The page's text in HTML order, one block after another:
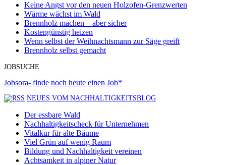
Keine Angst vor den neuen Holzofen-Grenzwerten
Wärme wächst im Wald
Brennholz machen – aber sicher
Kostengünstig heizen
Wenn selbst der Weihnachtsmann zur Säge greift
Brennholz selbst gemacht
JOBSUCHE
Jobsora- finde noch heute einen Job*
NEUES VOM NACHHALTIGKEITSBLOG
Der essbare Wald
Nachhaltigkeitscheck für Unternehmen
Vitalkur für alte Bäume
Viel Grün auf wenig Raum
Bildung und Nachhaltigkeit vereinen
Achtsamkeit in alpiner Natur